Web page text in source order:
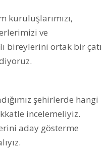
kuruluşlarımızı,
ve
bireylerini ortak bir çatı
şehirlerde hangi
incelemeliyiz.
aday gösterme